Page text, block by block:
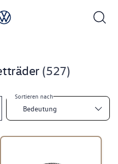
527
Sortieren nach
Bedeutung